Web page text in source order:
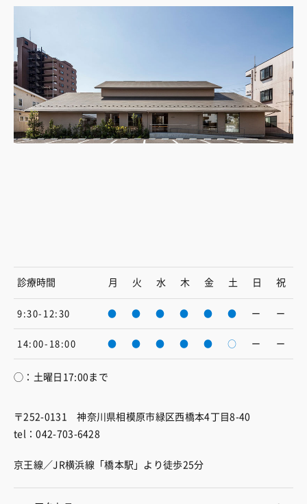
診療時間 月 火 水 木 金 土 日 祝
9:30-12:30 ● ● ● ● ● ● ー ー
14:00-18:00 ● ● ● ● ● ○ ー ー
◯：土曜日17:00まで
〒252-0131 神奈川県相模原市緑区西橋本4丁目8-40
tel：042-703-6428
京王線／JR横浜線「橋本駅」より徒歩25分